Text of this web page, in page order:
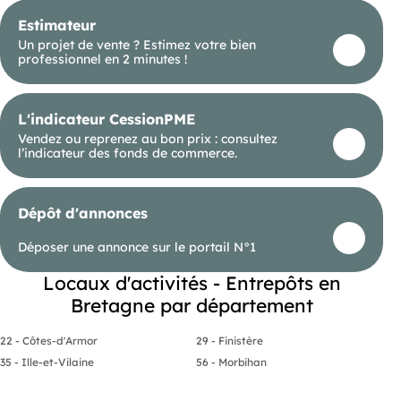
Pour plus d’informations ou organiser une visite,
contactez L’Immobilier Professionnel.
ou technologiques, auxquels ces biens sont
Estimateur
Un projet de vente ? Estimez votre bien
professionnel en 2 minutes !
L'indicateur CessionPME
Vendez ou reprenez au bon prix : consultez
l’indicateur des fonds de commerce.
Dépôt d'annonces
Déposer une annonce sur le portail N°1
Locaux d'activités - Entrepôts en
Bretagne par département
22 - Côtes-d'Armor
29 - Finistère
35 - Ille-et-Vilaine
56 - Morbihan